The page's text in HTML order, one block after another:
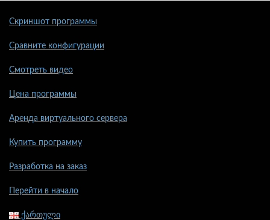
Скриншот программы
Сравните конфигурации
Смотреть видео
Цена программы
Аренда виртуального сервера
Купить программу
Разработка на заказ
Перейти в начало
ქართული